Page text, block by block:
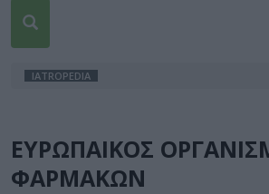
IATROPEDIA
ΕΥΡΩΠΑΙΚΟΣ
ΦΑΡΜΑΚΩΝ